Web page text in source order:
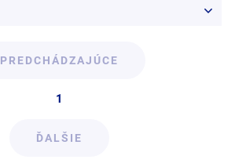
PREDCHÁDZAJÚCE
1
ĎALŠIE